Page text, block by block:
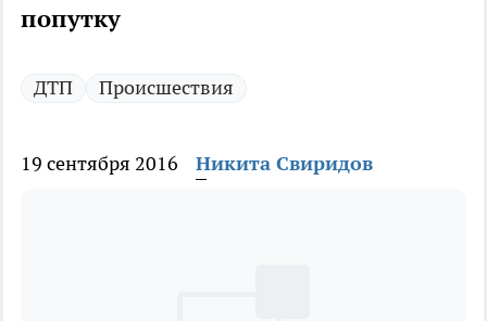
попутку
ДТП Происшествия
19 сентября 2016 Никита Свиридов